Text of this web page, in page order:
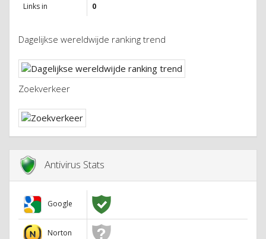
Links in 0
Dagelijkse wereldwijde ranking trend
Zoekverkeer
Antivirus Stats
Google
Norton